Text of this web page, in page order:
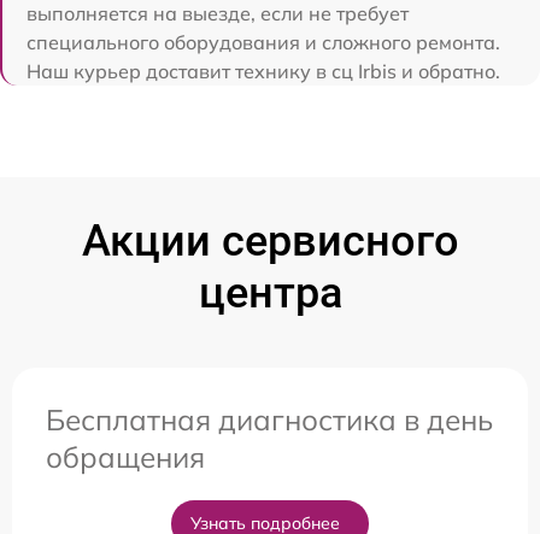
выполняется на выезде, если не требует
специального оборудования и сложного ремонта.
Наш курьер доставит технику в сц Irbis и обратно.
Акции сервисного
центра
Бесплатная диагностика в день
обращения
Узнать подробнее